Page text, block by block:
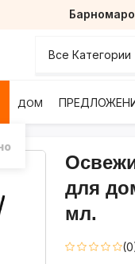
Все Категории
ДОМ
для
мл.